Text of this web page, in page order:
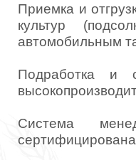
Приемка и
культур
автомобильным
Подработка и
Система